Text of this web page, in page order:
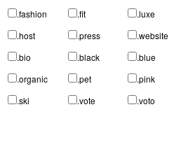
.fashion .fit
.luxe
.host .press
.website
.bio .black
.blue
.organic .pet
.pink
.ski .vote
.voto